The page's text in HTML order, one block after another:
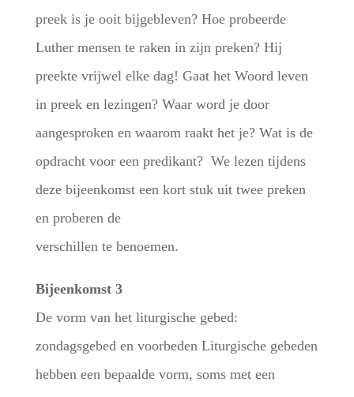
preek is je ooit bijgebleven? Hoe probeerde
Luther mensen te raken in zijn preken? Hij
preekte vrijwel elke dag! Gaat het Woord leven
in preek en lezingen? Waar word je door
aangesproken en waarom raakt het je? Wat is de
opdracht voor een predikant? We lezen tijdens
deze bijeenkomst een kort stuk uit twee preken
en proberen de
verschillen te benoemen.
Bijeenkomst 3
De vorm van het liturgische gebed:
zondagsgebed en voorbeden Liturgische gebeden
hebben een bepaalde vorm, soms met een